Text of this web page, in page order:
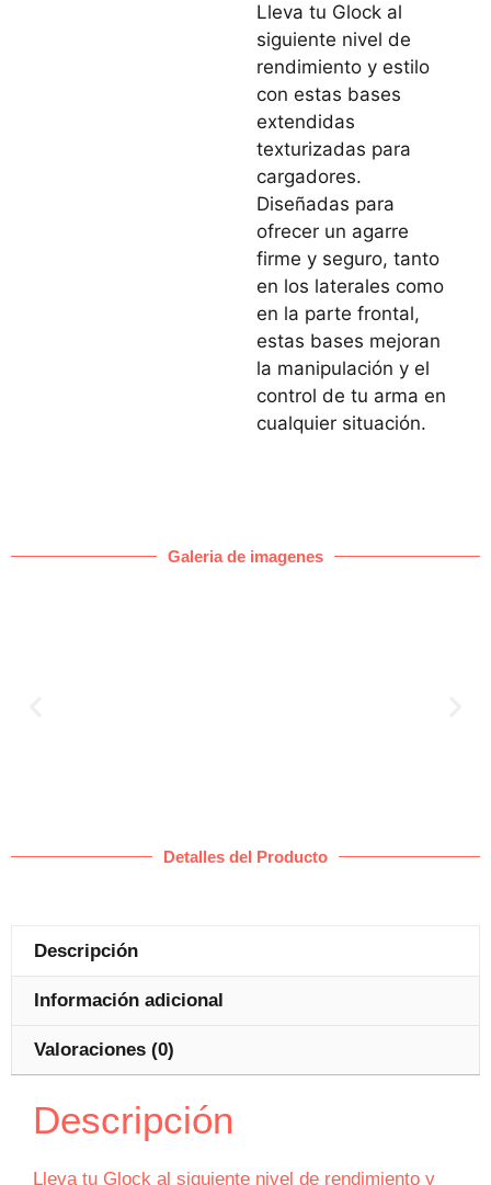
Lleva tu Glock al
siguiente nivel de
rendimiento y estilo
con estas bases
extendidas
texturizadas para
cargadores.
Diseñadas para
ofrecer un agarre
firme y seguro, tanto
en los laterales como
en la parte frontal,
estas bases mejoran
la manipulación y el
control de tu arma en
cualquier situación.
Galeria de imagenes
Detalles del Producto
Descripción
Información adicional
Valoraciones (0)
Descripción
Lleva tu Glock al siguiente nivel de rendimiento y